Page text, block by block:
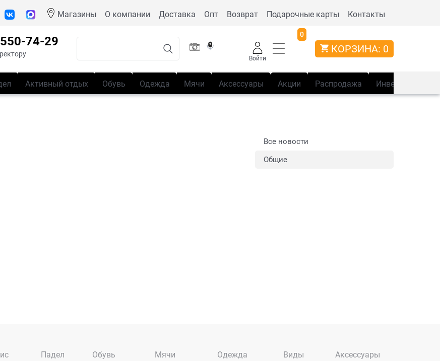
Магазины О компании Доставка Опт Возврат Подарочные карты Контакты
74-29
Войти
0
КОРЗИНА: 0
Активный отдых Обувь Одежда Мячи Аксессуары Акции Распродажа Инвентарь
Все новости
Общие
Падел Обувь Мячи Одежда
Виды
Аксессуары